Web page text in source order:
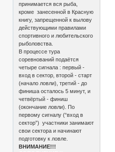
принимается вся рыба,
кроме занесенной в Красную
книгу, запрещенной к вылову
действующими правилами
спортивного и любительского
рыболовства.
В процессе тура
соревнований подаётся
четыре сигнала : первый -
вход в сектор, второй - старт
(начало ловли), третий - до
финиша осталось 5 минут, и
четвёртый - финиш
(окончание ловли). По
первому сигналу (“вход в
сектор”) участники занимают
свои сектора и начинают
подготовку к ловле.
ВНИМАНИЕ!!!